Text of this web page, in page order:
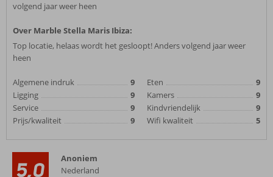
volgend jaar weer heen
Over Marble Stella Maris Ibiza:
Top locatie, helaas wordt het gesloopt! Anders volgend jaar weer
heen
Algemene indruk
9
Ligging
9
Service
9
Prijs/kwaliteit
9
Eten
9
Kamers
9
Kindvriendelijk
9
Wifi kwaliteit
5
5,0
Anoniem
Nederland